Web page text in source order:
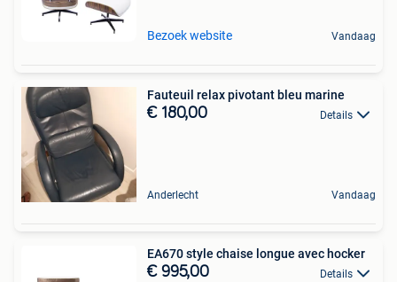
Bezoek website Vandaag
Fauteuil relax pivotant bleu marine
€ 180,00 Details
Anderlecht Vandaag
EA670 style chaise longue avec hocker
€ 995,00 Details